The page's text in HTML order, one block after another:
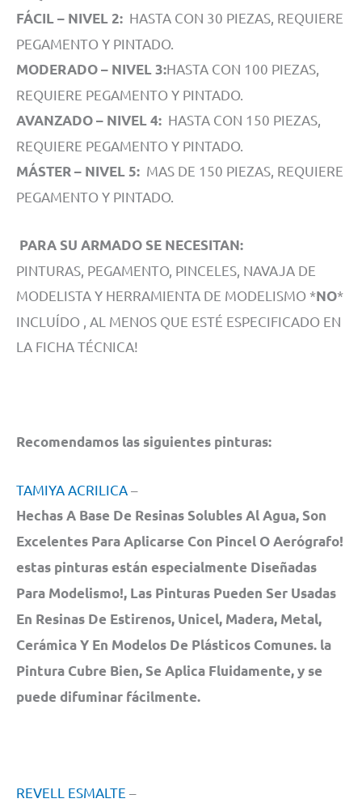
FÁCIL – NIVEL 2: HASTA CON 30 PIEZAS, REQUIERE
PEGAMENTO Y PINTADO.
MODERADO – NIVEL 3:HASTA CON 100 PIEZAS,
REQUIERE PEGAMENTO Y PINTADO.
AVANZADO – NIVEL 4: HASTA CON 150 PIEZAS,
REQUIERE PEGAMENTO Y PINTADO.
MÁSTER – NIVEL 5: MAS DE 150 PIEZAS, REQUIERE
PEGAMENTO Y PINTADO.
PARA SU ARMADO SE NECESITAN:
PINTURAS, PEGAMENTO, PINCELES, NAVAJA DE
MODELISTA Y HERRAMIENTA DE MODELISMO *NO*
INCLUÍDO , AL MENOS QUE ESTÉ ESPECIFICADO EN
LA FICHA TÉCNICA!
Recomendamos las siguientes pinturas:
TAMIYA ACRILICA–
Hechas A Base De Resinas Solubles Al Agua, Son
Excelentes Para Aplicarse Con Pincel O Aerógrafo!
estas pinturas están especialmente Diseñadas
Para Modelismo!, Las Pinturas Pueden Ser Usadas
En Resinas De Estirenos, Unicel, Madera, Metal,
Cerámica Y En Modelos De Plásticos Comunes. la
Pintura Cubre Bien, Se Aplica Fluidamente, y se
puede difuminar fácilmente.
REVELL ESMALTE –